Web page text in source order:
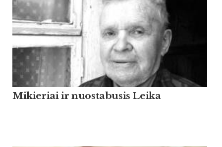
Mikieriai ir nuostabusis Leika